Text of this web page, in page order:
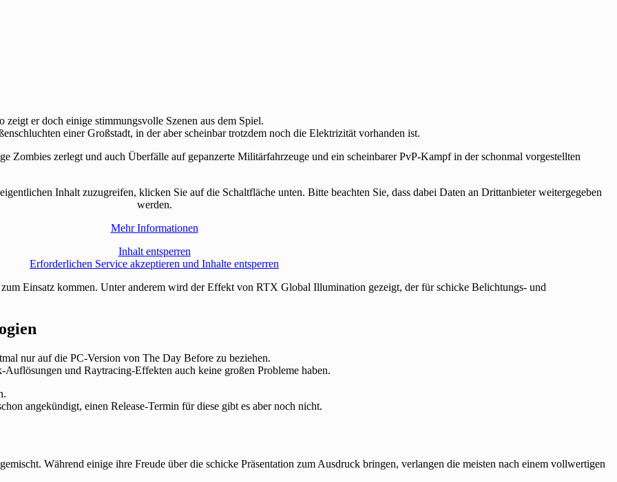
er doch einige stimmungsvolle Szenen aus dem Spiel.
einer Großstadt, in der aber scheinbar trotzdem noch die Elektrizität vorhanden ist.
Zombies zerlegt und auch Überfälle auf gepanzerte Militärfahrzeuge und ein scheinbarer PvP-Kampf in der schonmal vorgestellten
Inhalt zuzugreifen, klicken Sie auf die Schaltfläche unten. Bitte beachten Sie, dass dabei Daten an Drittanbieter weitergegeben
werden.
Mehr Informationen
Inhalt entsperren
Erforderlichen Service akzeptieren und Inhalte entsperren
Einsatz kommen. Unter anderem wird der Effekt von RTX Global Illumination gezeigt, der für schicke Belichtungs- und
nur auf die PC-Version von The Day Before zu beziehen.
und Raytracing-Effekten auch keine großen Probleme haben.
angekündigt, einen Release-Termin für diese gibt es aber noch nicht.
Während einige ihre Freude über die schicke Präsentation zum Ausdruck bringen, verlangen die meisten nach einem vollwertigen